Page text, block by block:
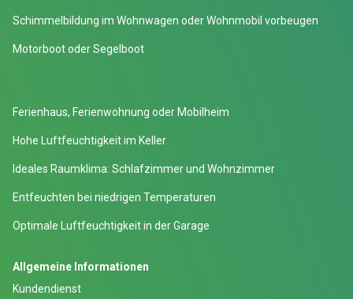
Schimmelbildung im Wohnwagen oder Wohnmobil vorbeugen
Motorboot oder Segelboot
Ferienhaus, Ferienwohnung oder Mobilheim
Hohe Luftfeuchtigkeit im Keller
Ideales Raumklima: Schlafzimmer und Wohnzimmer
Entfeuchten bei niedrigen Temperaturen
Optimale Luftfeuchtigkeit in der Garage
Allgemeine Informationen
Kundendienst